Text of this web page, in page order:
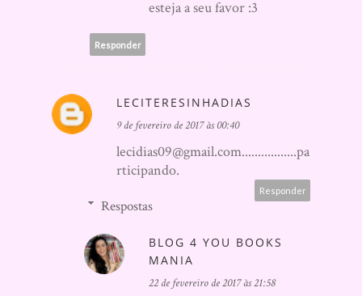
esteja a seu favor :3
Responder
LECITERESINHADIAS
9 de fevereiro de 2017 às 00:40
lecidias09@gmail.com.................pa
rticipando.
Responder
Respostas
BLOG 4 YOU BOOKS
MANIA
22 de fevereiro de 2017 às 21:58